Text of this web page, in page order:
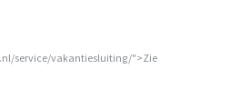
service/vakantiesluiting/">Zie